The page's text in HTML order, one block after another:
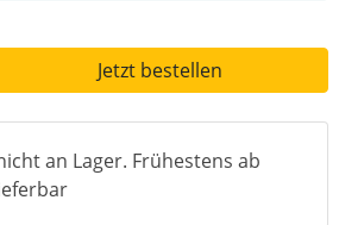
Jetzt bestellen
an Lager. Frühestens ab